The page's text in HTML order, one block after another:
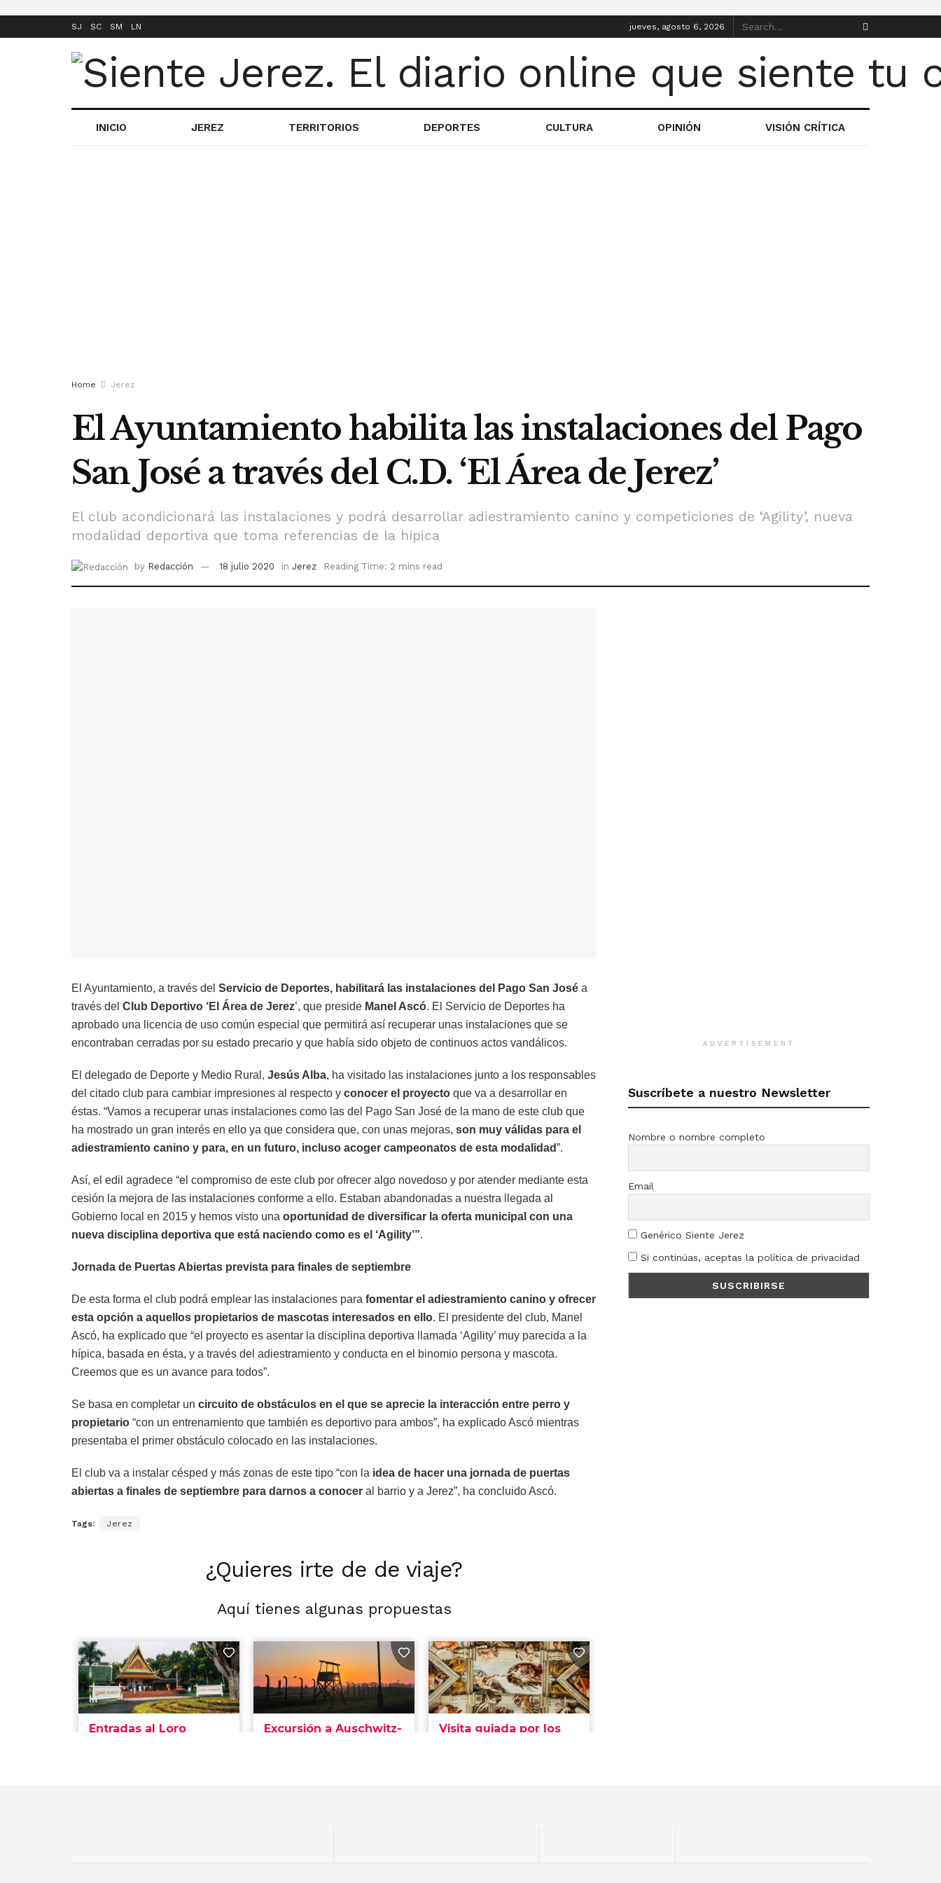
SJ SC SM LN jueves, agosto 6, 2026
INICIO JEREZ TERRITORIOS DEPORTES CULTURA OPINIÓN VISIÓN CRÍTICA
Home Jerez
El Ayuntamiento habilita las instalaciones del Pago
San José a través del C.D. ‘El Área de Jerez’
El club acondicionará las instalaciones y podrá desarrollar adiestramiento canino y competiciones de ‘Agility’, nueva
modalidad deportiva que toma referencias de la hípica
by Redacción 18 julio 2020 in Jerez Reading Time: 2 mins read
El Ayuntamiento, a través del Servicio de Deportes, habilitará las instalaciones del Pago San José a
través del Club Deportivo ‘El Área de Jerez’, que preside Manel Ascó. El Servicio de Deportes ha
aprobado una licencia de uso común especial que permitirá así recuperar unas instalaciones que se
encontraban cerradas por su estado precario y que había sido objeto de continuos actos vandálicos.
El delegado de Deporte y Medio Rural, Jesús Alba, ha visitado las instalaciones junto a los responsables
del citado club para cambiar impresiones al respecto y conocer el proyecto que va a desarrollar en
éstas. “Vamos a recuperar unas instalaciones como las del Pago San José de la mano de este club que
ha mostrado un gran interés en ello ya que considera que, con unas mejoras, son muy válidas para el
adiestramiento canino y para, en un futuro, incluso acoger campeonatos de esta modalidad”.
Así, el edil agradece “el compromiso de este club por ofrecer algo novedoso y por atender mediante esta
cesión la mejora de las instalaciones conforme a ello. Estaban abandonadas a nuestra llegada al
Gobierno local en 2015 y hemos visto una oportunidad de diversificar la oferta municipal con una
nueva disciplina deportiva que está naciendo como es el ‘Agility’”.
Jornada de Puertas Abiertas prevista para finales de septiembre
De esta forma el club podrá emplear las instalaciones para fomentar el adiestramiento canino y ofrecer
esta opción a aquellos propietarios de mascotas interesados en ello. El presidente del club, Manel
Ascó, ha explicado que “el proyecto es asentar la disciplina deportiva llamada ‘Agility’ muy parecida a la
hípica, basada en ésta, y a través del adiestramiento y conducta en el binomio persona y mascota.
Creemos que es un avance para todos”.
Se basa en completar un circuito de obstáculos en el que se aprecie la interacción entre perro y
propietario “con un entrenamiento que también es deportivo para ambos”, ha explicado Ascó mientras
presentaba el primer obstáculo colocado en las instalaciones.
El club va a instalar césped y más zonas de este tipo “con la idea de hacer una jornada de puertas
abiertas a finales de septiembre para darnos a conocer al barrio y a Jerez”, ha concluido Ascó.
Tags: Jerez
¿Quieres irte de de viaje?
Aquí tienes algunas propuestas
ADVERTISEMENT
Suscríbete a nuestro Newsletter
Nombre o nombre completo
Email
Genérico Siente Jerez
Si continúas, aceptas la política de privacidad